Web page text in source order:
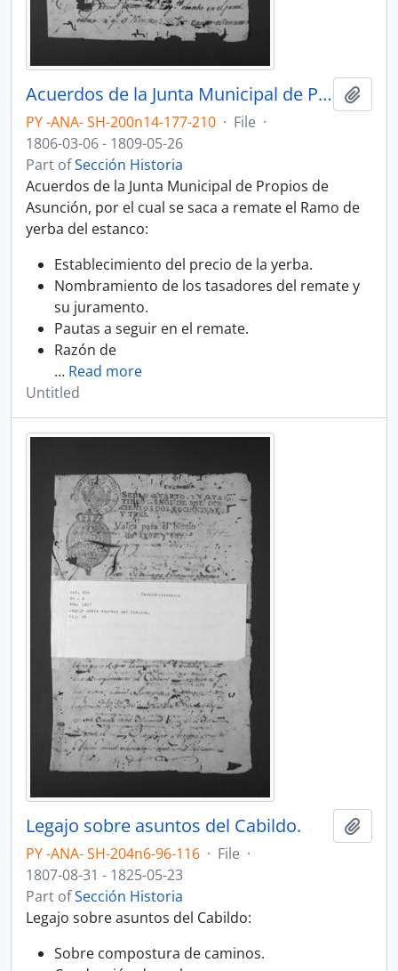
Acuerdos de la Junta Municipal de Propios de Asunción.
PY -ANA- SH-200n14-177-210 · File ·
1806-03-06 - 1809-05-26
Part ofSección Historia
Acuerdos de la Junta Municipal de Propios de
Asunción, por el cual se saca a remate el Ramo de
yerba del estanco:
Establecimiento del precio de la yerba.
Nombramiento de los tasadores del remate y
su juramento.
Pautas a seguir en el remate.
Razón de
… Read more
Untitled
Legajo sobre asuntos del Cabildo.
PY -ANA- SH-204n6-96-116 · File ·
1807-08-31 - 1825-05-23
Part ofSección Historia
Legajo sobre asuntos del Cabildo:
Sobre compostura de caminos.